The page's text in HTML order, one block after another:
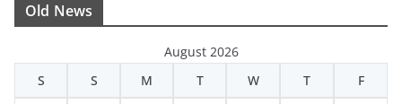
Old News
August 2026
S
S M T W T F